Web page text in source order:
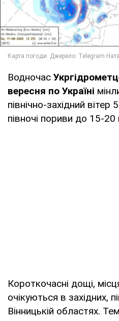
Водночас
вересня по Україні
північно-західний
півночі пориви до 15-
Короткочасні дощі,
очікуються в західних,
Вінницькій областях.